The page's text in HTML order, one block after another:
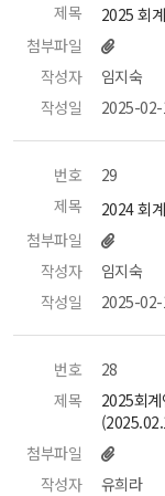
제목
2025 회
첨부파일
작성자
임지숙
작성일
2025-
번호
29
제목
2024 회
첨부파일
작성자
임지숙
작성일
2025-
번호
28
제목
2025회
첨부파일
작성자
유희라